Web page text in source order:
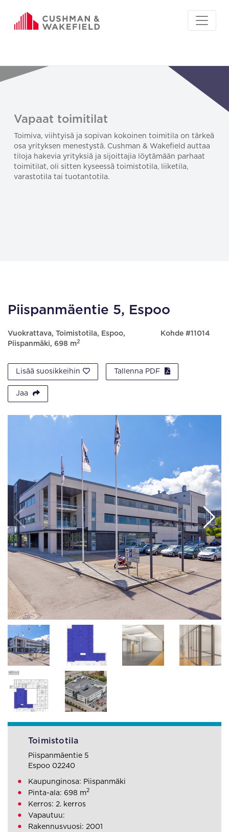
Vapaat toimitilat
Toimiva, viihtyisä ja sopivan kokoinen toimitila on tärkeä
osa yrityksen menestystä. Cushman & Wakefield auttaa
tiloja hakevia yrityksiä ja sijoittajia löytämään parhaat
toimitilat, oli sitten kyseessä toimistotila, liiketila,
varastotila tai tuotantotila.
Piispanmäentie 5, Espoo
Vuokrattava, Toimistotila, Espoo,
Piispanmäki, 698 m2
Kohde #11014
Lisää suosikkeihin Tallenna PDF
Jaa
Toimistotila
Piispanmäentie 5
Espoo 02240
Kaupunginosa: Piispanmäki
Pinta-ala: 698 m2
Kerros: 2. kerros
Vapautuu:
Rakennusvuosi: 2001